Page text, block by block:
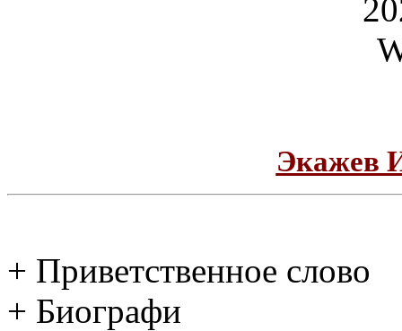
Экажев
+ Приветственное слово
+ Биографи